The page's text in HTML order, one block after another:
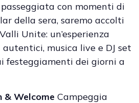
con momenti di
della sera, saremo accolti
Unite: un’esperienza
musica live e DJ set
festeggiamenti dei giorni a
& Welcome Campeggia